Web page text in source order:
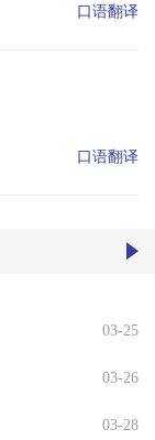
口语翻译
口语翻译
03-25
03-26
03-28